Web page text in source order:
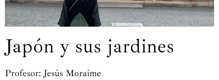
Japón y sus jardines
Profesor: Jesús Moraime